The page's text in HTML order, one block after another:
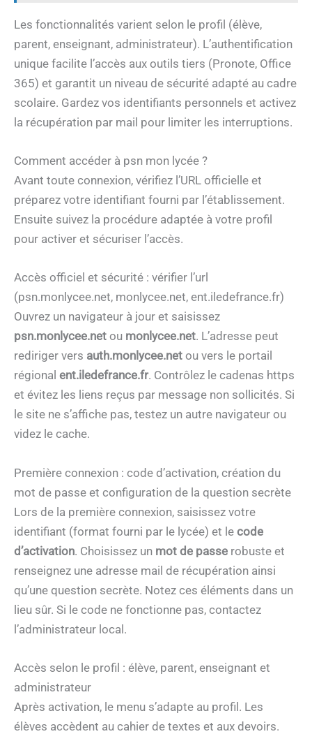
Les fonctionnalités varient selon le profil (élève,
parent, enseignant, administrateur). L’authentification
unique facilite l’accès aux outils tiers (Pronote, Office
365) et garantit un niveau de sécurité adapté au cadre
scolaire. Gardez vos identifiants personnels et activez
la récupération par mail pour limiter les interruptions.
Comment accéder à psn mon lycée ?
Avant toute connexion, vérifiez l’URL officielle et
préparez votre identifiant fourni par l’établissement.
Ensuite suivez la procédure adaptée à votre profil
pour activer et sécuriser l’accès.
Accès officiel et sécurité : vérifier l’url
(psn.monlycee.net, monlycee.net, ent.iledefrance.fr)
Ouvrez un navigateur à jour et saisissez
psn.monlycee.net ou monlycee.net. L’adresse peut
rediriger vers auth.monlycee.net ou vers le portail
régional ent.iledefrance.fr. Contrôlez le cadenas https
et évitez les liens reçus par message non sollicités. Si
le site ne s’affiche pas, testez un autre navigateur ou
videz le cache.
Première connexion : code d’activation, création du
mot de passe et configuration de la question secrète
Lors de la première connexion, saisissez votre
identifiant (format fourni par le lycée) et le code
d’activation. Choisissez un mot de passe robuste et
renseignez une adresse mail de récupération ainsi
qu’une question secrète. Notez ces éléments dans un
lieu sûr. Si le code ne fonctionne pas, contactez
l’administrateur local.
Accès selon le profil : élève, parent, enseignant et
administrateur
Après activation, le menu s’adapte au profil. Les
élèves accèdent au cahier de textes et aux devoirs.